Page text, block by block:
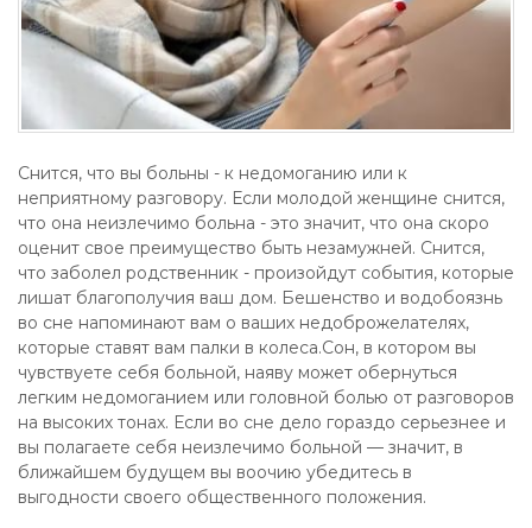
Снится, что вы больны - к недомоганию или к
неприятному разговору. Если молодой женщине снится,
что она неизлечимо больна - это значит, что она скоро
оценит свое преимущество быть незамужней. Снится,
что заболел родственник - произойдут события, которые
лишат благополучия ваш дом. Бешенство и водобоязнь
во сне напоминают вам о ваших недоброжелателях,
которые ставят вам палки в колеса.Сон, в котором вы
чувствуете себя больной, наяву может обернуться
легким недомоганием или головной болью от разговоров
на высоких тонах. Если во сне дело гораздо серьезнее и
вы полагаете себя неизлечимо больной — значит, в
ближайшем будущем вы воочию убедитесь в
выгодности своего общественного положения.